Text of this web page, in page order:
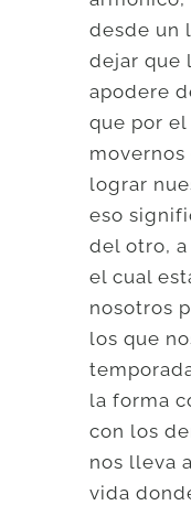
desde un
dejar que
apodere
que por
movernos
lograr
eso
del otro,
el cual
nosotros
los que
la forma
con los
nos lleva
vida